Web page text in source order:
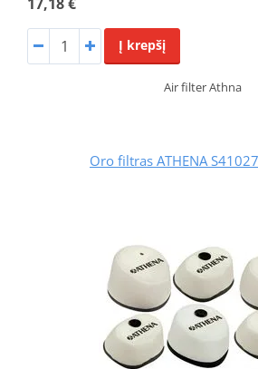
Į krepšį
Air filter Athna
Oro filtras ATHENA